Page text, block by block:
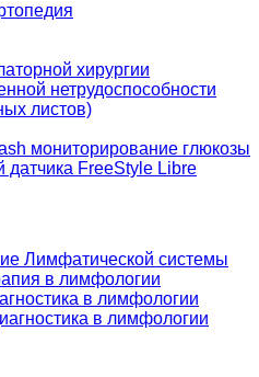
хирургии
нетрудоспособности
листов)
мониторирование глюкозы
датчика FreeStyle Libre
Лимфатической системы
в лимфологии
в лимфологии
в лимфологии